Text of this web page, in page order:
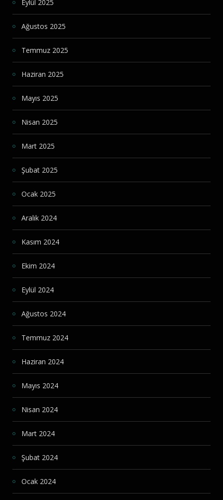
Eylül 2025
Ağustos 2025
Temmuz 2025
Haziran 2025
Mayıs 2025
Nisan 2025
Mart 2025
Şubat 2025
Ocak 2025
Aralık 2024
Kasım 2024
Ekim 2024
Eylül 2024
Ağustos 2024
Temmuz 2024
Haziran 2024
Mayıs 2024
Nisan 2024
Mart 2024
Şubat 2024
Ocak 2024